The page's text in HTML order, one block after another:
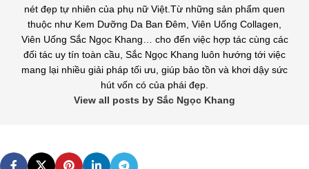
nét đẹp tự nhiên của phụ nữ Việt.Từ những sản phẩm quen
thuộc như Kem Dưỡng Da Ban Đêm, Viên Uống Collagen,
Viên Uống Sắc Ngọc Khang… cho đến việc hợp tác cùng các
đối tác uy tín toàn cầu, Sắc Ngọc Khang luôn hướng tới việc
mang lại nhiều giải pháp tối ưu, giúp bảo tồn và khơi dậy sức
hút vốn có của phái đẹp.
View all posts by Sắc Ngọc Khang